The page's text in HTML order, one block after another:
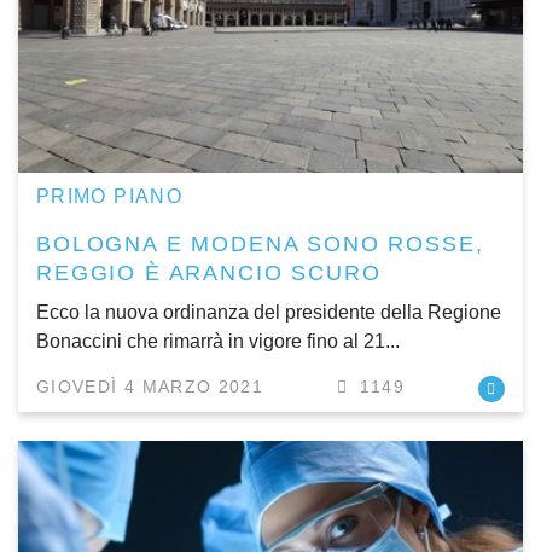
PRIMO PIANO
BOLOGNA E MODENA SONO ROSSE,
REGGIO È ARANCIO SCURO
Ecco la nuova ordinanza del presidente della Regione
Bonaccini che rimarrà in vigore fino al 21...
GIOVEDÌ 4 MARZO 2021 1149